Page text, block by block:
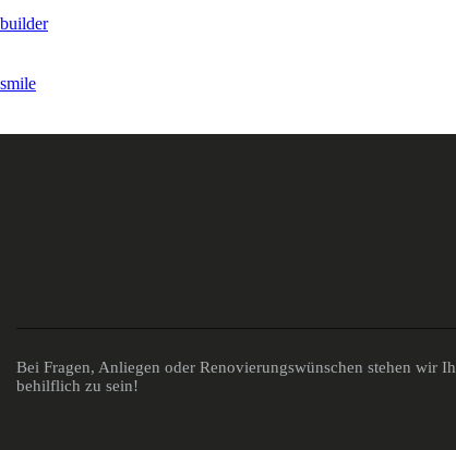
builder
smile
Bei Fragen, Anliegen oder Renovierungswünschen stehen wir
behilflich zu sein!